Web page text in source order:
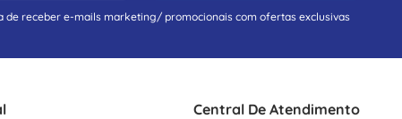
de receber e-mails marketing/ promocionais com ofertas exclusivas
Central De Atendimento